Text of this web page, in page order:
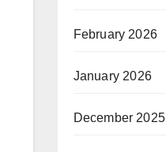
February 2026
January 2026
December 2025